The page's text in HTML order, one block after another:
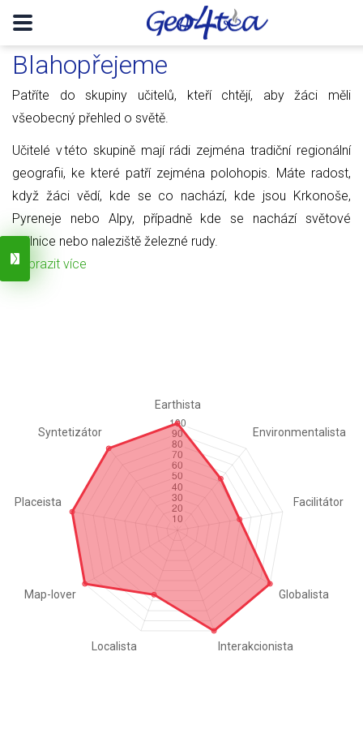
Blahopřejeme
Patříte do skupiny učitelů, kteří chtějí, aby žáci měli
všeobecný přehled o světě.
Učitelé v této skupině mají rádi zejména tradiční regionální
geografii, ke které patří zejména polohopis. Máte radost,
když žáci vědí, kde se co nachází, kde jsou Krkonoše,
Pyreneje nebo Alpy, případně kde se nachází světové
obilnice nebo naleziště železné rudy.
Zobrazit více